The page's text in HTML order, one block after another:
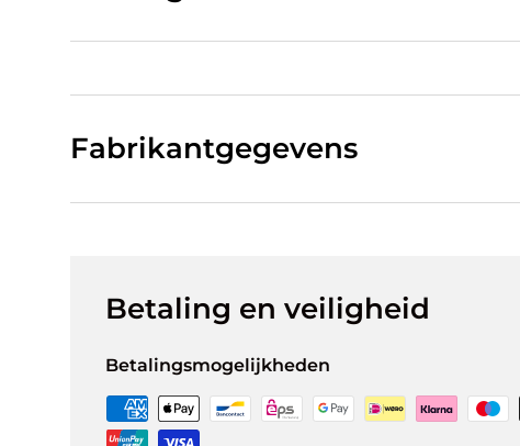
Fabrikantgegevens
Betaling en veiligheid
Betalingsmogelijkheden